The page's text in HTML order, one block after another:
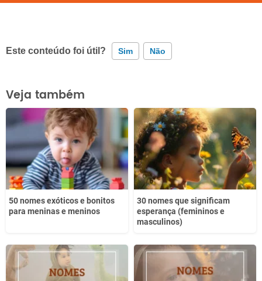
Este conteúdo foi útil? Sim Não
Este conteúdo contém informação incorreta
Este conteúdo não tem a informação que procuro
Outro
Veja também
50 nomes exóticos e bonitos
para meninas e meninos
30 nomes que significam
esperança (femininos e
masculinos)